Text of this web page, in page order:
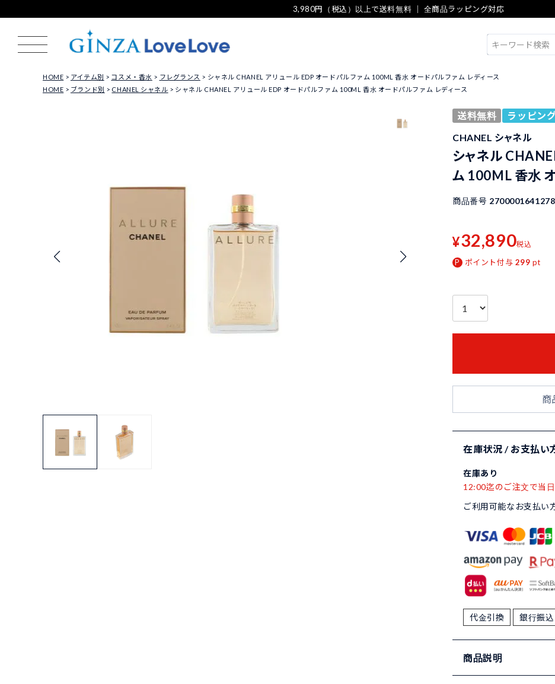
3,980円（税込）以上で送料無料 ｜ 全商品ラッピング対応
HOME アイテム別 コスメ・香水 フレグランス
シャネル CHANEL アリュール EDP オードパルファム 100ML 香水 オードパルファム レディース
HOME
ブランド別 CHANEL シャネル シャネル CHANEL アリュール EDP オードパルファム 100ML 香水 オードパルファム レディース
送料無料
ラッピン
CHANEL シャネル
シャネル
ム 100ML 香水
商品番号 2700001641278
¥32,890税込
ポイント付与 299 pt
商
在庫状況 / お支払い
在庫あり
12:00迄のご注文で当
ご利用可能なお支払い
代金引換 銀行振込
商品説明